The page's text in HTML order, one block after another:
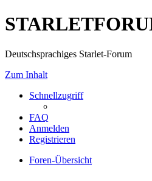
Deutschsprachiges Starlet-Forum
Zum Inhalt
Schnellzugriff
FAQ
Anmelden
Registrieren
Foren-Übersicht